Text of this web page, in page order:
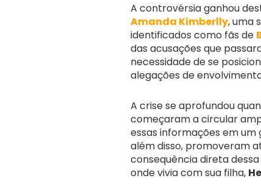
A controvérsia ganhou
Amanda Kimberlly, uma
identificados como fãs de
das acusações que
necessidade de se
alegações de
A crise se aprofundou
começaram a circular
essas informações em um
além disso, promoveram
consequência direta
onde vivia com sua filha,